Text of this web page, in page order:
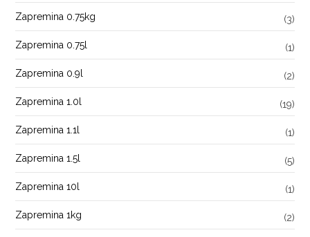
Zapremina 0.75kg (3)
Zapremina 0.75l (1)
Zapremina 0.9l (2)
Zapremina 1.0l (19)
Zapremina 1.1l (1)
Zapremina 1.5l (5)
Zapremina 10l (1)
Zapremina 1kg (2)